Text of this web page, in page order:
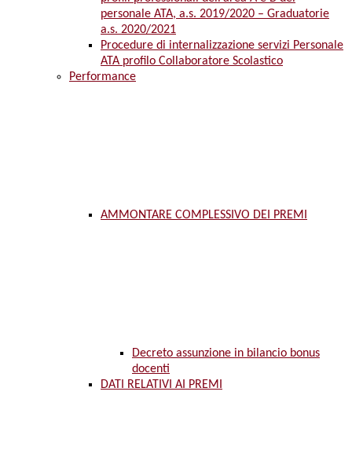
personale ATA, a.s. 2019/2020 – Graduatorie
a.s. 2020/2021
Procedure di internalizzazione servizi Personale
ATA profilo Collaboratore Scolastico
Performance
AMMONTARE COMPLESSIVO DEI PREMI
Decreto assunzione in bilancio bonus
docenti
DATI RELATIVI AI PREMI